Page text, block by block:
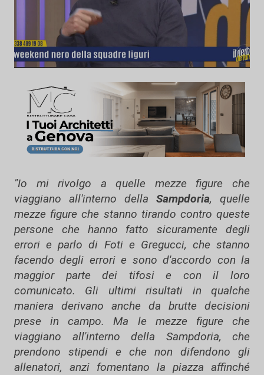
"Io mi rivolgo a quelle mezze figure che
viaggiano all'interno della Sampdoria, quelle
mezze figure che stanno tirando contro queste
persone che hanno fatto sicuramente degli
errori e parlo di Foti e Gregucci, che stanno
facendo degli errori e sono d'accordo con la
maggior parte dei tifosi e con il loro
comunicato. Gli ultimi risultati in qualche
maniera derivano anche da brutte decisioni
prese in campo. Ma le mezze figure che
viaggiano all'interno della Sampdoria, che
prendono stipendi e che non difendono gli
allenatori, anzi fomentano la piazza affinché